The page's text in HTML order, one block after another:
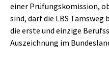
einer Prüfungskomission,
sind, darf die LBS Tamsweg
die erste und einzige
Auszeichnung im